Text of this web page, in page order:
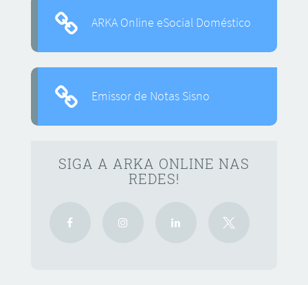
ARKA Online eSocial Doméstico
Emissor de Notas Sisno
SIGA A ARKA ONLINE NAS
REDES!